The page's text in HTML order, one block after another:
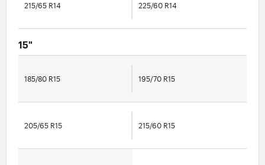
215/65 R14 225/60 R14
15"
185/80 R15 195/70 R15
205/65 R15 215/60 R15